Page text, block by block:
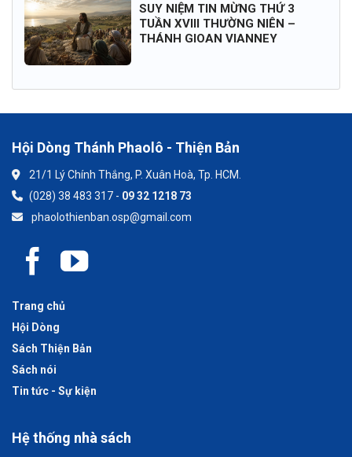
SUY NIỆM TIN MỪNG THỨ 3
TUẦN XVIII THƯỜNG NIÊN –
THÁNH GIOAN VIANNEY
Hội Dòng Thánh Phaolô - Thiện Bản
21/1 Lý Chính Thắng, P. Xuân Hoà, Tp. HCM.
(028) 38 483 317 - 09 32 1218 73
phaolothienban.osp@gmail.com
Trang chủ
Hội Dòng
Sách Thiện Bản
Sách nói
Tin tức - Sự kiện
Hệ thống nhà sách